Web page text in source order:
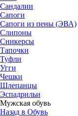
Сандалии
Сапоги
Сапоги из пены (ЭВА)
Слипоны
Сникерсы
Тапочки
Туфли
Угги
Чешки
Шлепанцы
Эспадрильи
Мужская обувь
Назад в Обувь